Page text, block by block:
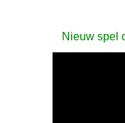
Nieuw spel